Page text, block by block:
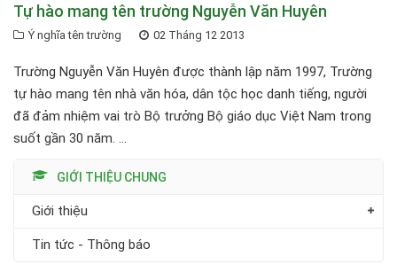
Tự hào mang tên trường Nguyễn Văn Huyên
Ý nghĩa tên trường 02 Tháng 12 2013
Trường Nguyễn Văn Huyên được thành lập năm 1997, Trường
tự hào mang tên nhà văn hóa, dân tộc học danh tiếng, người
đã đảm nhiệm vai trò Bộ trưởng Bộ giáo dục Việt Nam trong
suốt gần 30 năm. ...
GIỚI THIỆU CHUNG
Giới thiệu
Tin tức - Thông báo